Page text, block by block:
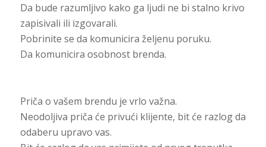
Da bude razumljivo kako ga ljudi ne bi stalno krivo
zapisivali ili izgovarali.
Pobrinite se da komunicira željenu poruku.
Da komunicira osobnost brenda.
Priča o vašem brendu je vrlo važna.
Neodoljiva priča će privući klijente, bit će razlog da
odaberu upravo vas.